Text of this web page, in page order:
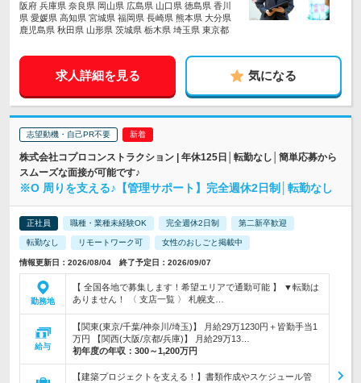
阪府 兵庫県 奈良県 岡山県 広島県 山口県 徳島県 香川
県 愛媛県 高知県 宮城県 福岡県 長崎県 熊本県 大分県
鹿児島県 秋田県 山形県 茨城県 栃木県 埼玉県 東京都
求人詳細を見る 気になる
志望動機・自己PR不要
株式会社コプロコンストラクション | 年休125日│転勤なし│簡単応募から
スムーズな面接が可能です♪
※O 周りを支える♪【管理サポート】完全週休2日制│転勤なし
正社員 職種・業種未経験OK 完全週休2日制 第二新卒歓迎
転勤なし リモートワーク可 女性のおしごと掲載中
情報更新日：2026/08/04 終了予定日：2026/09/07
勤務地
【 全国各地で募集します！希望エリアで通勤可能 】 ▼転勤は
ありません！ 〈 支店一覧 〉 札幌支…
給与
【関東(東京/千葉/神奈川/埼玉)】 月給29万1230円＋皆勤手当1
万円 【関西(大阪/京都/兵庫)】 月給29万13…
初年度の年収： 300～1,200万円
【建築プロジェクトを支える！】書類作成やスケジュール管